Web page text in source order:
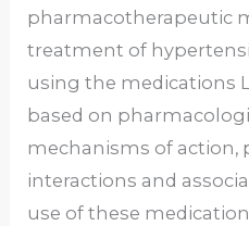
pharmacotherapeutic
treatment of
using the medications
based on
mechanisms of action,
interactions and
use of these